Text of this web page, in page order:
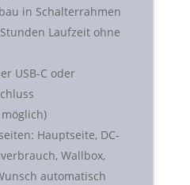
in Schalterrahmen
Laufzeit ohne
USB-C oder
Hauptseite, DC-
Wallbox,
automatisch